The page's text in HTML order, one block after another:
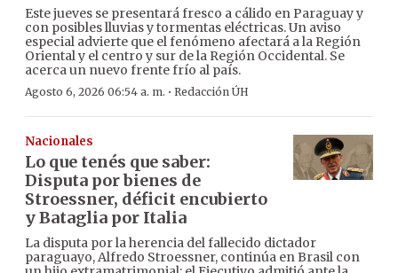
Este jueves se presentará fresco a cálido en Paraguay y
con posibles lluvias y tormentas eléctricas. Un aviso
especial advierte que el fenómeno afectará a la Región
Oriental y el centro y sur de la Región Occidental. Se
acerca un nuevo frente frío al país.
Agosto 6, 2026 06:54 a. m. · Redacción ÚH
Nacionales
Lo que tenés que saber:
Disputa por bienes de
Stroessner, déficit encubierto
y Bataglia por Italia
La disputa por la herencia del fallecido dictador
paraguayo, Alfredo Stroessner, continúa en Brasil con